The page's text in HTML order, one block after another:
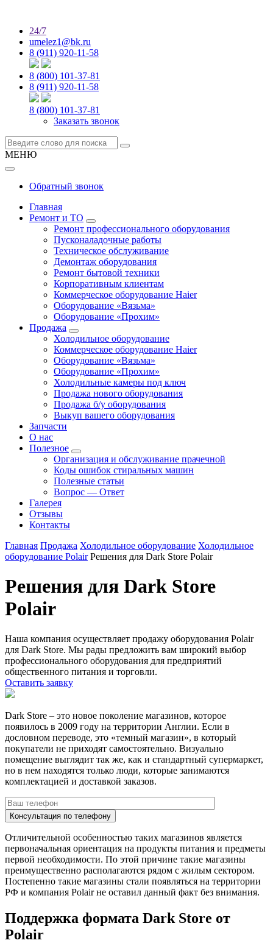
24/7
umelez1@bk.ru
8 (911) 920-11-58
8 (800) 101-37-81
8 (911) 920-11-58
8 (800) 101-37-81
Заказать звонок
МЕНЮ
Обратный звонок
Главная
Ремонт и ТО
Ремонт профессионального оборудования
Пусконаладочные работы
Техническое обслуживание
Демонтаж оборудования
Ремонт бытовой техники
Корпоративным клиентам
Коммерческое оборудование Haier
Оборудование «Вязьма»
Оборудование «Прохим»
Продажа
Холодильное оборудование
Коммерческое оборудование Haier
Оборудование «Вязьма»
Оборудование «Прохим»
Холодильные камеры под ключ
Продажа нового оборудования
Продажа б/у оборудования
Выкуп вашего оборудования
Запчасти
О нас
Полезное
Организация и обслуживание прачечной
Коды ошибок стиральных машин
Полезные статьи
Вопрос — Ответ
Галерея
Отзывы
Контакты
Главная Продажа Холодильное оборудование Холодильное
оборудование Polair Решения для Dark Store Polair
Решения для Dark Store
Polair
Наша компания осуществляет продажу оборудования Polair
для Dark Store. Мы рады предложить вам широкий выбор
профессионального оборудования для предприятий
общественного питания и торговли.
Оставить заявку
Dark Store – это новое поколение магазинов, которое
появилось в 2009 году на территории Англии. Если в
дословном переводе, это «темный магазин», в который
покупатели не приходят самостоятельно. Визуально
помещение выглядит так же, как и стандартный супермаркет,
но в нем находятся только люди, которые занимаются
комплектацией и доставкой заказов.
Отличительной особенностью таких магазинов является
первоначальная ориентация на продукты питания и предметы
первой необходимости. По этой причине такие магазины
преимущественно располагаются рядом с жилым сектором.
Постепенно такие магазины стали появляться на территории
РФ и компания Polair не оставил данный факт без внимания.
Поддержка формата Dark Store от
Polair